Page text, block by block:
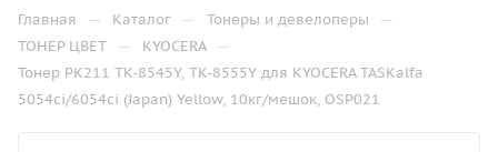
Главная — Каталог — Тонеры и девелоперы —
ТОНЕР ЦВЕТ — KYOCERA —
Тонер PK211 TK-8545Y, TK-8555Y для KYOCERA TASKalfa
5054ci/6054ci (Japan) Yellow, 10кг/мешок, OSP021